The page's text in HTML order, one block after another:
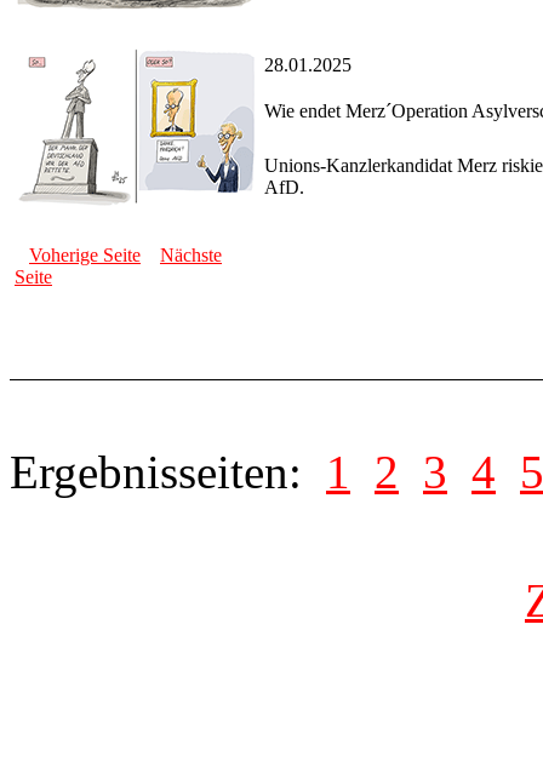
28.01.2025
Wie endet Merz´Operation
Unions-Kanzlerkandidat Merz
AfD.
Voherige Seite
Nächste
Seite
Ergebnisseiten: 1 2 3 4 5